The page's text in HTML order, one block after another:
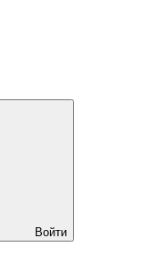
Войти